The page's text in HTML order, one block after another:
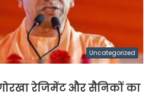
Uncategorized
रेजिमेंट और सैनिकों का